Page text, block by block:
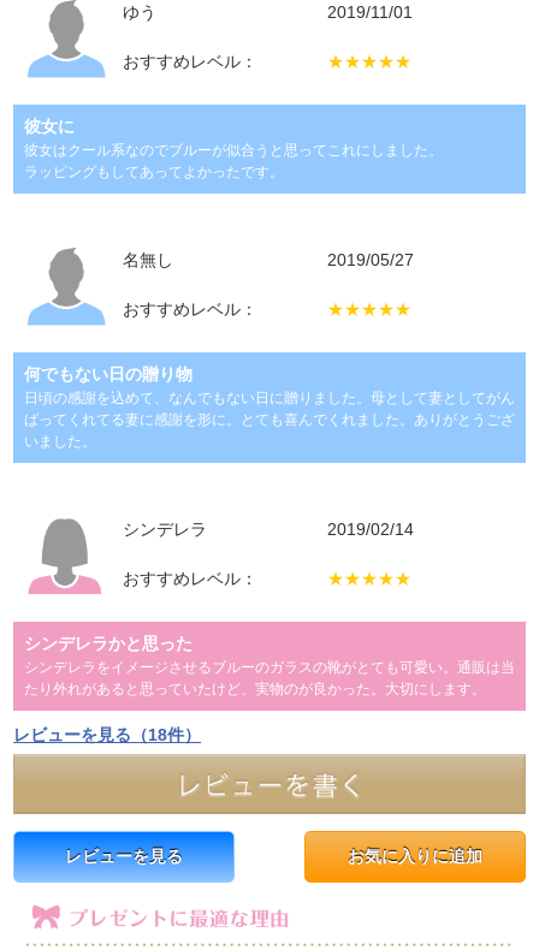
ゆう 2019/11/01
おすすめレベル： ★★★★★
彼女に
彼女はクール系なのでブルーが似合うと思ってこれにしました。
ラッピングもしてあってよかったです。
名無し 2019/05/27
おすすめレベル： ★★★★★
何でもない日の贈り物
日頃の感謝を込めて、なんでもない日に贈りました。母として妻としてがん
ばってくれてる妻に感謝を形に。とても喜んでくれました。ありがとうござ
いました。
シンデレラ 2019/02/14
おすすめレベル： ★★★★★
シンデレラかと思った
シンデレラをイメージさせるブルーのガラスの靴がとても可愛い。通販は当
たり外れがあると思っていたけど、実物のが良かった。大切にします。
レビューを見る（18件）
レビューを見る お気に入りに追加